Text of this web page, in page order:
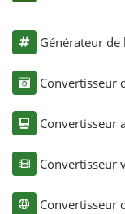
Générateur de
Convertisseur
Convertisseur
Convertisseur
Convertisseur